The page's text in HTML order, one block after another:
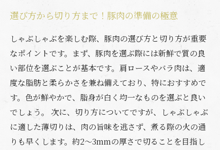
選び方から切り方まで！豚肉の準備の極意
しゃぶしゃぶを楽しむ際、豚肉の選び方と切り方が重要
なポイントです。まず、豚肉を選ぶ際には新鮮で質の良
い部位を選ぶことが基本です。肩ロースやバラ肉は、適
度な脂肪と柔らかさを兼ね備えており、特におすすめで
す。色が鮮やかで、脂身が白く均一なものを選ぶと良い
でしょう。 次に、切り方についてですが、しゃぶしゃぶ
に適した薄切りは、肉の旨味を逃さず、煮る際の火の通
りも早くします。約2〜3mmの厚さで切ることを目指し